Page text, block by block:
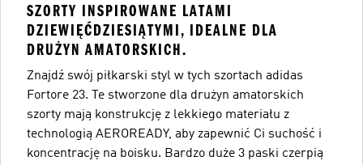
SZORTY INSPIROWANE LATAMI
DZIEWIĘĆDZIESIĄTYMI, IDEALNE DLA
DRUŻYN AMATORSKICH.
Znajdź swój piłkarski styl w tych szortach adidas
Fortore 23. Te stworzone dla drużyn amatorskich
szorty mają konstrukcję z lekkiego materiału z
technologią AEROREADY, aby zapewnić Ci suchość i
koncentrację na boisku. Bardzo duże 3 paski czerpią